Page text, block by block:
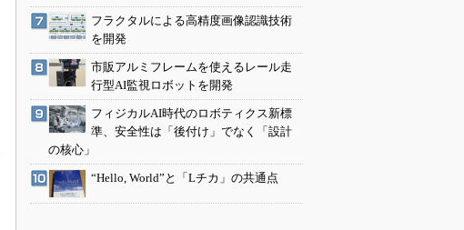
フラクタルによる高精度画像認識技術
を開発
市販アルミフレームを使えるレール走
行型AI監視ロボットを開発
フィジカルAI時代のロボティクス新標
準、安全性は「後付け」でなく「設計
の核心」
“Hello, World”と「Lチカ」の共通点